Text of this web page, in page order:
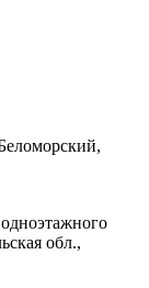
обл.,